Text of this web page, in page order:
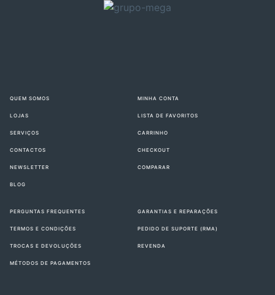
QUEM SOMOS
LOJAS
SERVIÇOS
CONTACTOS
NEWSLETTER
BLOG
MINHA CONTA
LISTA DE FAVORITOS
CARRINHO
CHECKOUT
COMPARAR
PERGUNTAS FREQUENTES
TERMOS E CONDIÇÕES
TROCAS E DEVOLUÇÕES
MÉTODOS DE PAGAMENTOS
GARANTIAS E REPARAÇÕES
PEDIDO DE SUPORTE (RMA)
REVENDA